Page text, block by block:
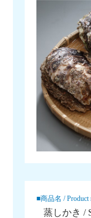
■商品名 / Product
蒸しかき /